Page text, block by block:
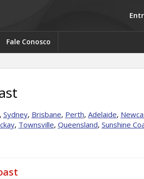
Fale Conosco
, Sydney, Brisbane, Perth, Adelaide,
, Townsville, Queensland, Sunshine